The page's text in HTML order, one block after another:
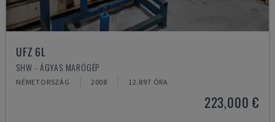
UFZ 6L
SHW - ÁGYAS MARÓGÉP
NÉMETORSZÁG 2008 12.897 ÓRA
223,000 €